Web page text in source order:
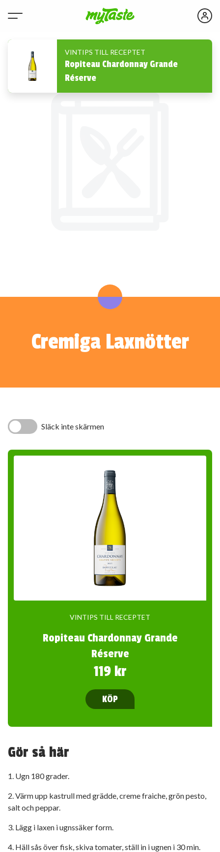
VINTIPS TILL RECEPTET
Ropiteau Chardonnay Grande
Réserve
Cremiga Laxnötter
Släck inte skärmen
VINTIPS TILL RECEPTET
Ropiteau Chardonnay Grande
Réserve
119 kr
KÖP
Gör så här
1. Ugn 180 grader.
2. Värm upp kastrull med grädde, creme fraiche, grön pesto,
salt och peppar.
3. Lägg i laxen i ugnssäker form.
4. Häll sås över fisk, skiva tomater, ställ in i ugnen i 30 min.